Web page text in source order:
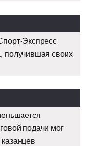
Экспресс
получившая своих
подачи мог
казанцев